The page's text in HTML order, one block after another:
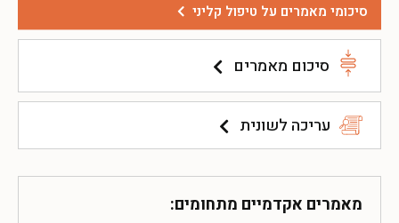
סיכומי מאמרים על טיפול קליני
סיכום מאמרים
עריכה לשונית
מאמרים אקדמיים מתחומים: